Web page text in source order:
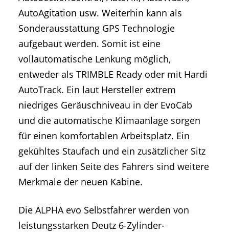
AutoAgitation usw. Weiterhin kann als
Sonderausstattung GPS Technologie
aufgebaut werden. Somit ist eine
vollautomatische Lenkung möglich,
entweder als TRIMBLE Ready oder mit Hardi
AutoTrack. Ein laut Hersteller extrem
niedriges Geräuschniveau in der EvoCab
und die automatische Klimaanlage sorgen
für einen komfortablen Arbeitsplatz. Ein
gekühltes Staufach und ein zusätzlicher Sitz
auf der linken Seite des Fahrers sind weitere
Merkmale der neuen Kabine.
Die ALPHA evo Selbstfahrer werden von
leistungsstarken Deutz 6-Zylinder-